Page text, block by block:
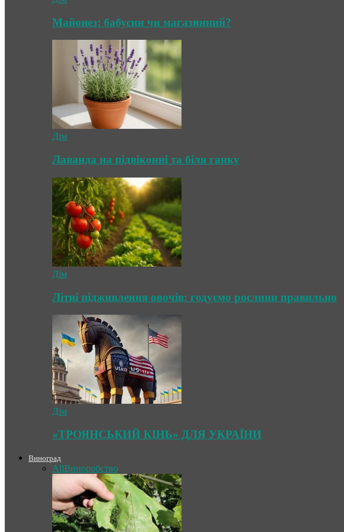
Майонез: бабусин чи магазинний?
Дім
Лаванда на підвіконні та біля ганку
Дім
Літні підживлення овочів: годуємо рослини правильно
Дім
«ТРОЯНСЬКИЙ КІНЬ» ДЛЯ УКРАЇНИ
Виноград
AllВиноробство